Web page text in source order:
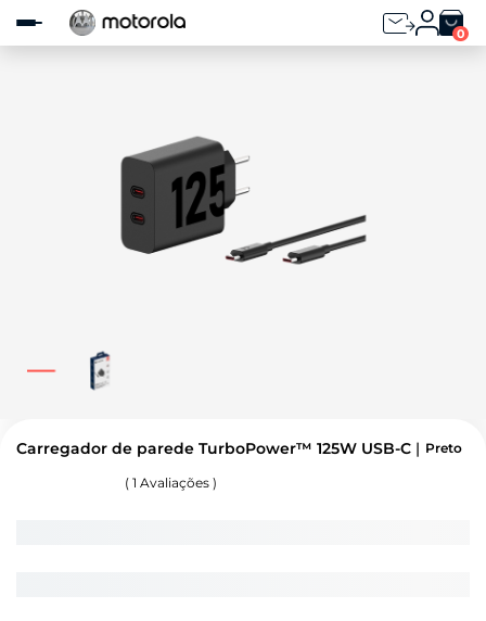
Observação:
este
site
0
Carregador de parede TurboPower™ 125W USB-C Preto
( 1 Avaliações )